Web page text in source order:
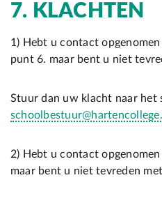
7. KLACHTEN
1) Hebt u contact
punt 6. maar bent u niet
Stuur dan uw klacht naar het
2) Hebt u contact
maar bent u niet tevreden